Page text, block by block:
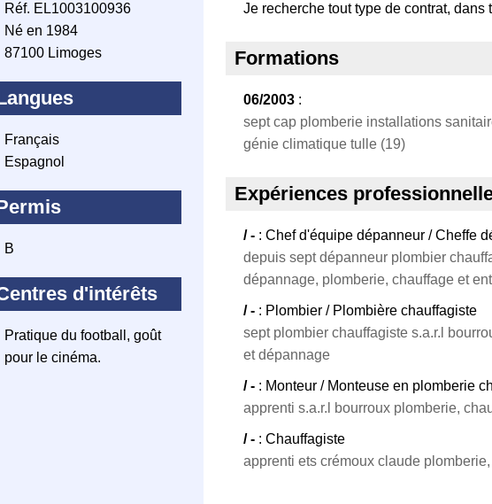
Réf. EL1003100936
Né en 1984
87100 Limoges
Français
Espagnol
B
d'intérêts
Pratique du football, goût
pour le cinéma.
Je recherche tout type de contrat,
Formations
06/2003 :
sept cap plomberie installations
génie climatique tulle (19)
Expériences
/ - : Chef d'équipe dépanneur / Cheffe
depuis sept dépanneur plombier
dépannage, plomberie, chauffage et
/ - : Plombier / Plombière chauffagiste
sept plombier chauffagiste s.a.r.l
et dépannage
/ - : Monteur / Monteuse en plomberie
apprenti s.a.r.l bourroux plomberie,
/ - : Chauffagiste
apprenti ets crémoux claude